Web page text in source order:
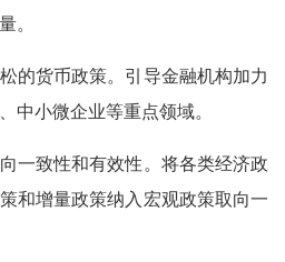
。
货币政策。引导金融机构加力
中小微企业等重点领域。
致性和有效性。将各类经济政
和增量政策纳入宏观政策取向一